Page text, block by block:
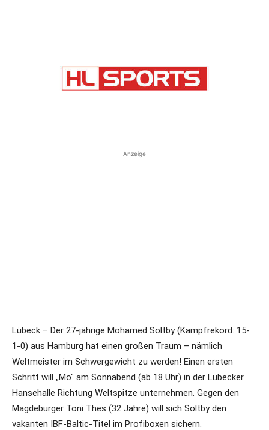
Anzeige
Lübeck – Der 27-jährige Mohamed Soltby (Kampfrekord: 15-
1-0) aus Hamburg hat einen großen Traum – nämlich
Weltmeister im Schwergewicht zu werden! Einen ersten
Schritt will „Mo" am Sonnabend (ab 18 Uhr) in der Lübecker
Hansehalle Richtung Weltspitze unternehmen. Gegen den
Magdeburger Toni Thes (32 Jahre) will sich Soltby den
vakanten IBF-Baltic-Titel im Profiboxen sichern.